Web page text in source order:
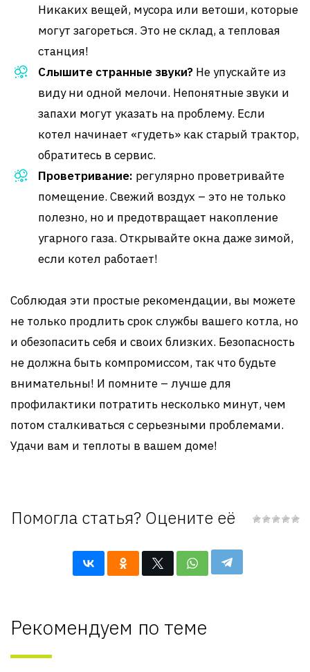
Никаких вещей, мусора или ветоши, которые
могут загореться. Это не склад, а тепловая
станция!
Слышите странные звуки? Не упускайте из
виду ни одной мелочи. Непонятные звуки и
запахи могут указать на проблему. Если
котел начинает «гудеть» как старый трактор,
обратитесь в сервис.
Проветривание: регулярно проветривайте
помещение. Свежий воздух – это не только
полезно, но и предотвращает накопление
угарного газа. Открывайте окна даже зимой,
если котел работает!
Соблюдая эти простые рекомендации, вы можете
не только продлить срок службы вашего котла, но
и обезопасить себя и своих близких. Безопасность
не должна быть компромиссом, так что будьте
внимательны! И помните – лучше для
профилактики потратить несколько минут, чем
потом сталкиваться с серьезными проблемами.
Удачи вам и теплоты в вашем доме!
Помогла статья? Оцените её
Рекомендуем по теме